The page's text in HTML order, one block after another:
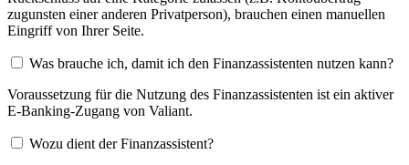
zugunsten einer anderen Privatperson), brauchen einen manuellen
Eingriff von Ihrer Seite.
Was brauche ich, damit ich den Finanzassistenten nutzen kann?
Voraussetzung für die Nutzung des Finanzassistenten ist ein aktiver
E-Banking-Zugang von Valiant.
Wozu dient der Finanzassistent?